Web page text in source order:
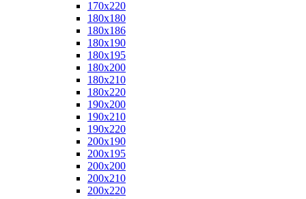
170x220
180x180
180x186
180x190
180x195
180x200
180x210
180x220
190x200
190x210
190x220
200x190
200x195
200x200
200x210
200x220